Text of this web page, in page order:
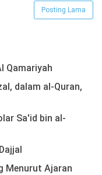
Posting Lama
Qamariyah
dalam al-Quran,
Sa'id bin al-
Menurut Ajaran